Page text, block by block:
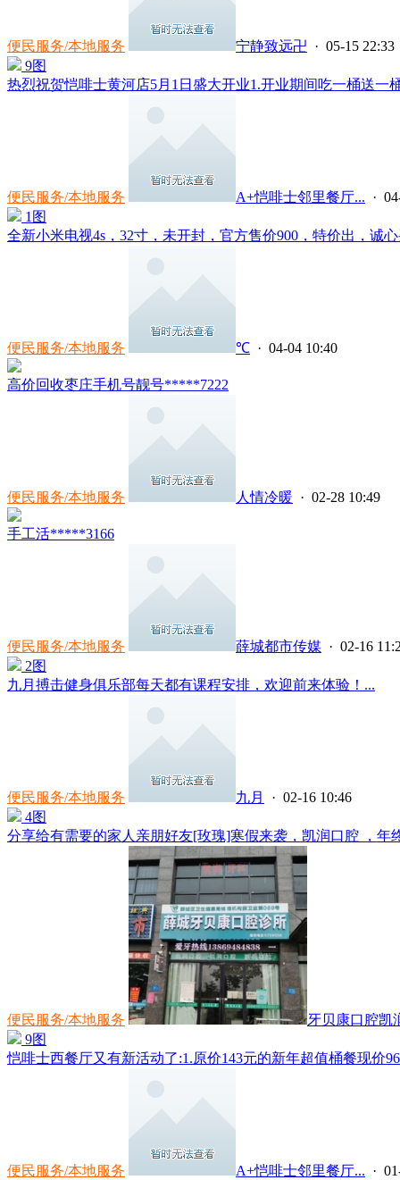
便民服务/本地服务 宁静致远卍 · 05-15 22:33
9图
热烈祝贺恺啡士黄河店5月1日盛大开业1.开业期间吃一桶送一
便民服务/本地服务 A+恺啡士邻里餐厅... ·
1图
全新小米电视4s，32寸，未开封，官方售价900，特价出，诚
便民服务/本地服务 ℃ · 04-04 10:40
高价回收枣庄手机号靓号*****7222
便民服务/本地服务 人情冷暖 · 02-28 10:49
手工活*****3166
便民服务/本地服务 薛城都市传媒 · 02-16
2图
九月搏击健身俱乐部每天都有课程安排，欢迎前来体验！...
便民服务/本地服务 九月
· 02-16 10:46
4图
分享给有需要的家人亲朋好友[玫瑰]寒假来袭，凯润口腔 ，年
便民服务/本地服务
牙贝康口腔凯
9图
恺啡士西餐厅又有新活动了:1.原价143元的新年超值桶餐现价
便民服务/本地服务 A+恺啡士邻里餐厅... ·